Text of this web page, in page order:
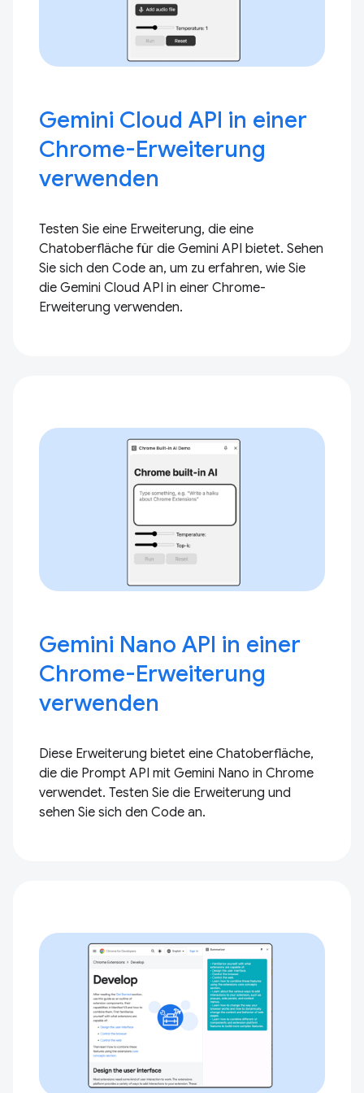
Gemini Cloud API in einer
Chrome-Erweiterung
verwenden
Testen Sie eine Erweiterung, die eine
Chatoberfläche für die Gemini API bietet. Sehen
Sie sich den Code an, um zu erfahren, wie Sie
die Gemini Cloud API in einer Chrome-
Erweiterung verwenden.
Gemini Nano API in einer
Chrome-Erweiterung
verwenden
Diese Erweiterung bietet eine Chatoberfläche,
die die Prompt API mit Gemini Nano in Chrome
verwendet. Testen Sie die Erweiterung und
sehen Sie sich den Code an.